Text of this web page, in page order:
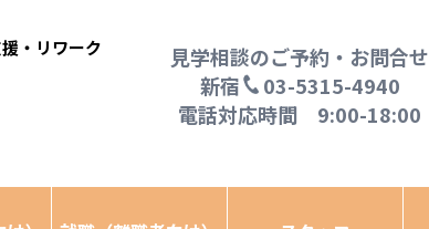
・リワーク
見学相談のご予約・お問合せ
新宿
03-5315-4940
電話対応時間 9:00-18:00